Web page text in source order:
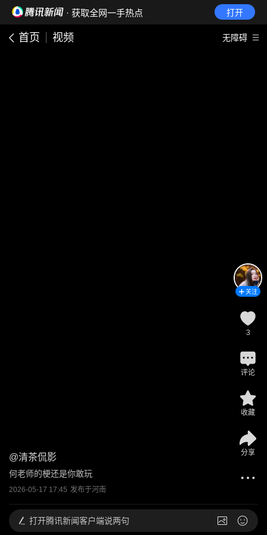
· 获取全网一手热点 打开
首页 视频 无障碍
@清茶侃影
何老师的梗还是你敢玩
2026-05-17 17:45 发布于河南
关注
3
评论
收藏
分享
打开腾讯新闻客户端说两句